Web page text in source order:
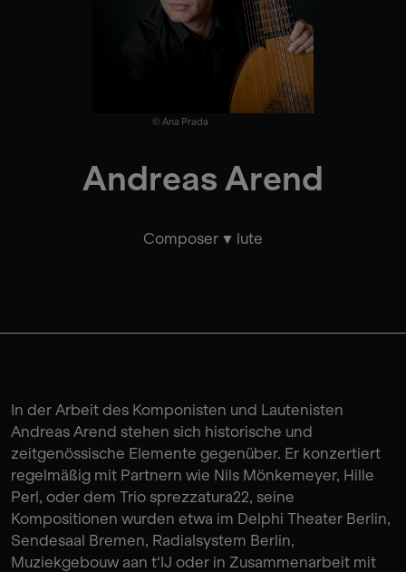
© Ana Prada
Andreas Arend
Composer lute
In der Arbeit des Komponisten und Lautenisten
Andreas Arend stehen sich historische und
zeitgenössische Elemente gegenüber. Er konzertiert
regelmäßig mit Partnern wie Nils Mönkemeyer, Hille
Perl, oder dem Trio sprezzatura22, seine
Kompositionen wurden etwa im Delphi Theater Berlin,
Sendesaal Bremen, Radialsystem Berlin,
Muziekgebouw aan t‘IJ oder in Zusammenarbeit mit